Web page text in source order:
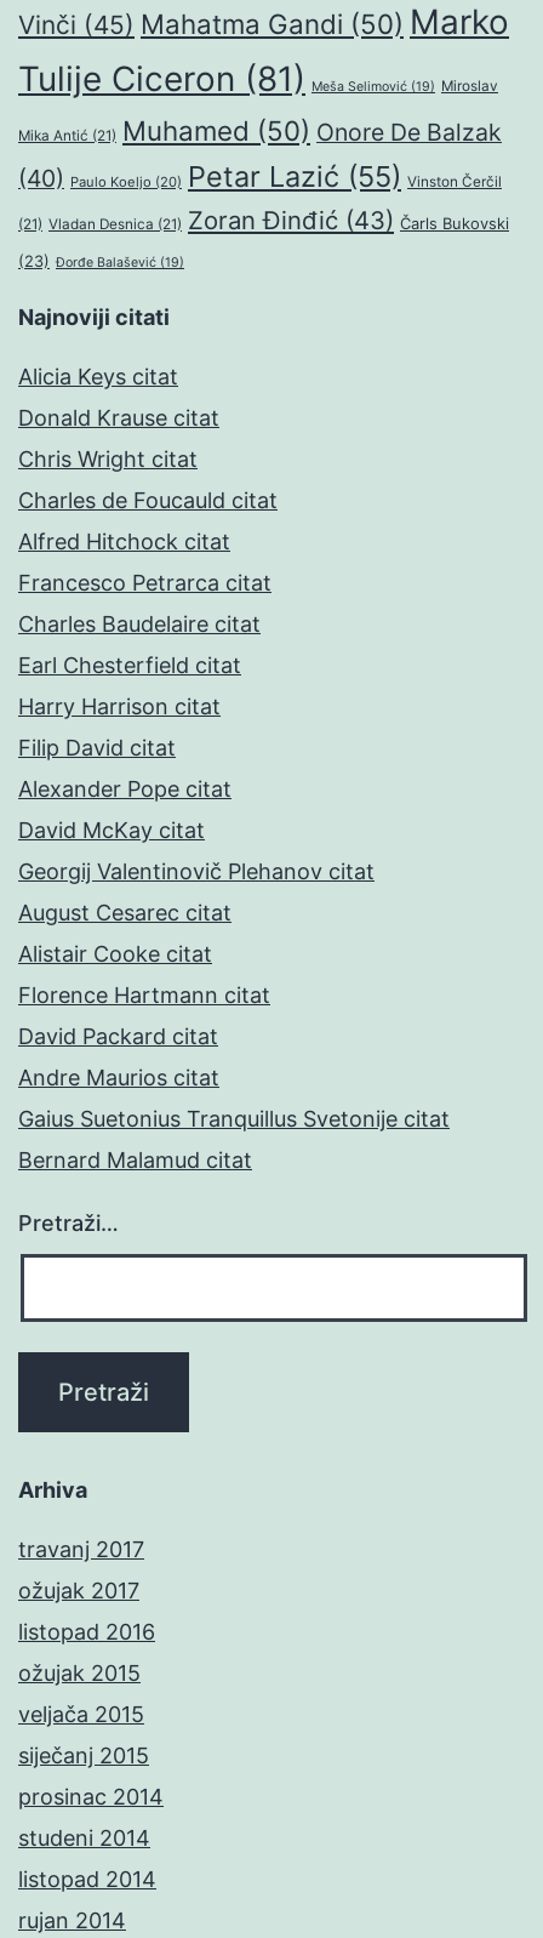
Vinči (45) Mahatma Gandi (50) Marko
Tulije Ciceron (81) Meša Selimović (19) Miroslav
Mika Antić (21) Muhamed (50) Onore De Balzak
(40) Paulo Koeljo (20) Petar Lazić (55) Vinston Čerčil
(21) Vladan Desnica (21) Zoran Đinđić (43) Čarls Bukovski
(23) Đorđe Balašević (19)
Najnoviji citati
Alicia Keys citat
Donald Krause citat
Chris Wright citat
Charles de Foucauld citat
Alfred Hitchock citat
Francesco Petrarca citat
Charles Baudelaire citat
Earl Chesterfield citat
Harry Harrison citat
Filip David citat
Alexander Pope citat
David McKay citat
Georgij Valentinovič Plehanov citat
August Cesarec citat
Alistair Cooke citat
Florence Hartmann citat
David Packard citat
Andre Maurios citat
Gaius Suetonius Tranquillus Svetonije citat
Bernard Malamud citat
Pretraži…
Arhiva
travanj 2017
ožujak 2017
listopad 2016
ožujak 2015
veljača 2015
siječanj 2015
prosinac 2014
studeni 2014
listopad 2014
rujan 2014